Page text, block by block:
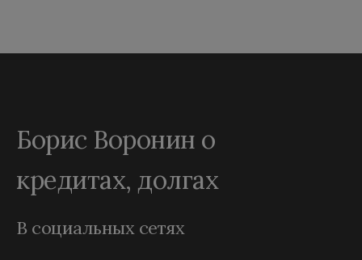
Борис Воронин о
кредитах, долгах
В социальных сетях